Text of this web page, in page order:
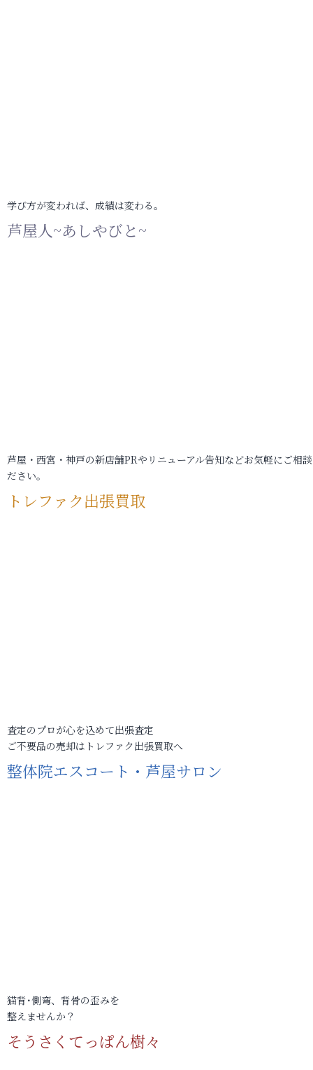
学び方が変われば、成績は変わる。
芦屋人~あしやびと~
芦屋・西宮・神戸の新店舗PRやリニューアル告知などお気軽にご相
ださい。
トレファク出張買取
査定のプロが心を込めて出張査定
ご不要品の売却はトレファク出張買取へ
整体院エスコート・芦屋サロン
猫背･側弯、背骨の歪みを
整えませんか？
そうさくてっぱん樹々